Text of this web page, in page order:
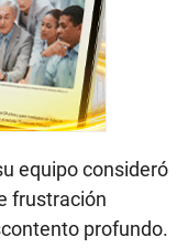
equipo consideró
frustración
profundo.